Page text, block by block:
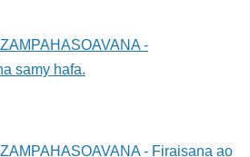
-
samy hafa.
- Firaisana ao